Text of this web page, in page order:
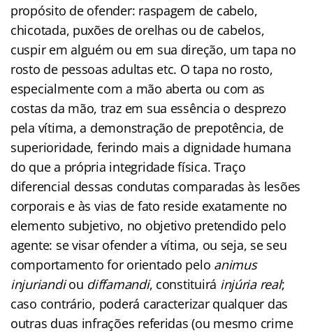
propósito de ofender: raspagem de cabelo,
chicotada, puxões de orelhas ou de cabelos,
cuspir em alguém ou em sua direção, um tapa no
rosto de pessoas adultas etc. O tapa no rosto,
especialmente com a mão aberta ou com as
costas da mão, traz em sua essência o desprezo
pela vítima, a demonstração de prepotência, de
superioridade, ferindo mais a dignidade humana
do que a própria integridade física. Traço
diferencial dessas condutas comparadas às lesões
corporais e às vias de fato reside exatamente no
elemento subjetivo, no objetivo pretendido pelo
agente: se visar ofender a vítima, ou seja, se seu
comportamento for orientado pelo animus
injuriandiou diffamandi, constituirá injúria real;
caso contrário, poderá caracterizar qualquer das
outras duas infrações referidas (ou mesmo crime